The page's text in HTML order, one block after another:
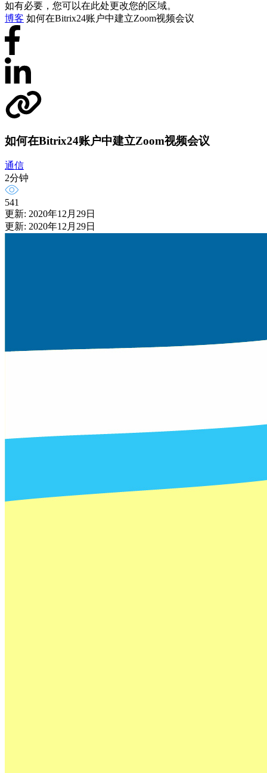
如有必要，您可以在此处更改您的区域。
博客 如何在Bitrix24账户中建立Zoom视频会议
如何在Bitrix24账户中建立Zoom视频会议
通信
2分钟
541
更新: 2020年12月29日
更新: 2020年12月29日